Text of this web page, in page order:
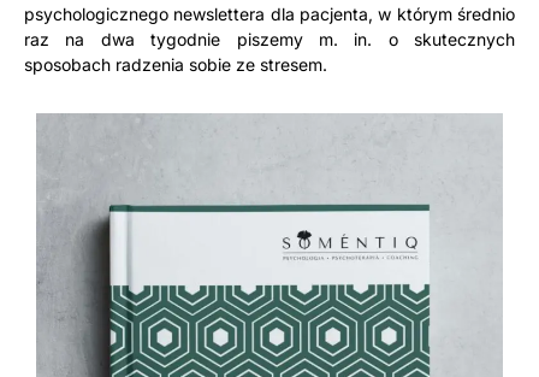
psychologicznego newslettera dla pacjenta, w którym średnio
raz na dwa tygodnie piszemy m. in. o skutecznych
sposobach radzenia sobie ze stresem.